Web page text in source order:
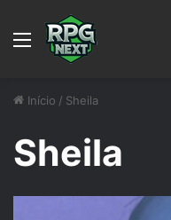
Menu
Início / Sheila
Sheila